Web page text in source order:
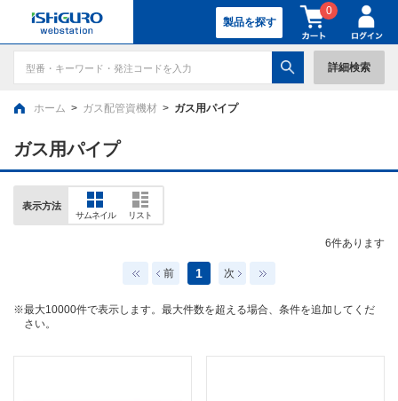
製品を探す
0
詳細検索
ホーム > ガス配管資機材 > ガス用パイプ
ガス用パイプ
表示方法
サムネイル リスト
6件あります
前 1 次
※最大10000件で表示します。最大件数を超える場合、条件を追加してくだ
さい。